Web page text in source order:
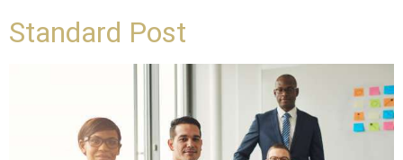
Standard Post